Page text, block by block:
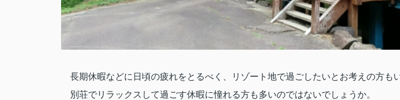
長期休暇などに日頃の疲れをとるべく、リゾート地で過ごしたいとお考えの方も
別荘でリラックスして過ごす休暇に憧れる方も多いのではないでしょうか。